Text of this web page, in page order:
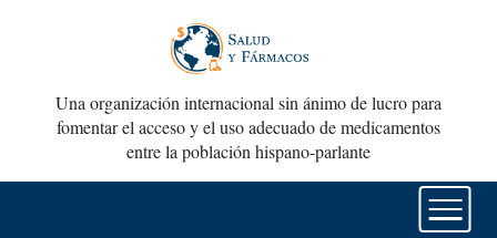
Una organización internacional sin ánimo de lucro para
fomentar el acceso y el uso adecuado de medicamentos
entre la población hispano-parlante